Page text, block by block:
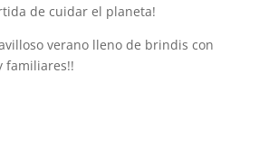
de cuidar el planeta!
verano lleno de brindis con
familiares!!